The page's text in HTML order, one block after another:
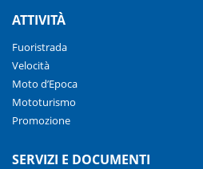
ATTIVITÀ
Fuoristrada
Velocità
Moto d’Epoca
Mototurismo
Promozione
SERVIZI E DOCUMENTI